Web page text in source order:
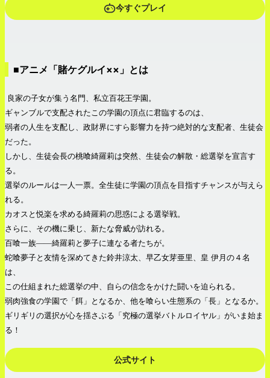
今すぐプレイ
■アニメ「賭ケグルイ××」とは
良家の子女が集う名門、私立百花王学園。
ギャンブルで支配されたこの学園の頂点に君臨するのは、
弱者の人生を支配し、政財界にすら影響力を持つ絶対的な支配者、生徒会
だった。
しかし、生徒会長の桃喰綺羅莉は突然、生徒会の解散・総選挙を宣言す
る。
選挙のルールは一人一票。全生徒に学園の頂点を目指すチャンスが与えら
れる。
カオスと悦楽を求める綺羅莉の思惑による選挙戦。
さらに、その機に乗じ、新たな脅威が訪れる。
百喰一族――綺羅莉と夢子に連なる者たちが。
蛇喰夢子と友情を深めてきた鈴井涼太、早乙女芽亜里、皇 伊月の４名
は、
この仕組まれた総選挙の中、自らの信念をかけた闘いを迫られる。
弱肉強食の学園で「餌」となるか、他を喰らい生態系の「長」となるか。
ギリギリの選択が心を揺さぶる「究極の選挙バトルロイヤル」がいま始ま
る！
公式サイト